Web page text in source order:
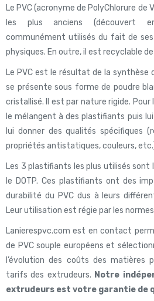
Le PVC (acronyme de PolyChlorure de
les plus anciens
communément utilisés du fait de
physiques. En outre, il est recyclable
Le PVC est le résultat de la synthèse
se présente sous forme de poudre
cristallisé. Il est par nature rigide. Pour
le mélangent à des plastifiants puis
lui donner des qualités spécifiques
propriétés antistatiques, couleurs,
Les 3 plastifiants les plus utilisés sont
le DOTP. Ces plastifiants ont des
durabilité du PVC dus à leurs
Leur utilisation est régie par les normes
Lanierespvc.com est en contact
de PVC souple européens et
l’évolution des coûts des matières
tarifs des extrudeurs. Notre
extrudeurs est votre garantie de